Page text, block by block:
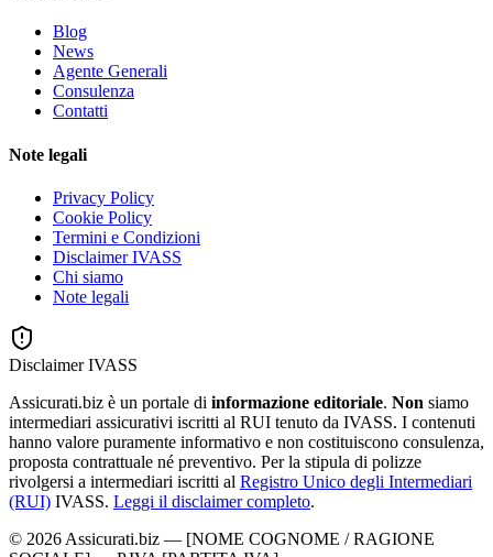
Blog
News
Agente Generali
Consulenza
Contatti
Note legali
Privacy Policy
Cookie Policy
Termini e Condizioni
Disclaimer IVASS
Chi siamo
Note legali
Disclaimer IVASS
Assicurati.biz è un portale di informazione editoriale. Non siamo
intermediari assicurativi iscritti al RUI tenuto da IVASS. I contenuti
hanno valore puramente informativo e non costituiscono consulenza,
proposta contrattuale né preventivo. Per la stipula di polizze
rivolgersi a intermediari iscritti al Registro Unico degli Intermediari
(RUI) IVASS. Leggi il disclaimer completo.
© 2026 Assicurati.biz — [NOME COGNOME / RAGIONE